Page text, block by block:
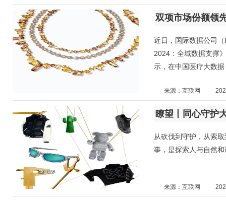
双项市场份额领
近日，国际数据公司
2024：全域数据支撑
示，在中国医疗大数据
来源：互联网
瞭望丨同心守护
从砍伐到守护，从索
事，是探索人与自然
来源：互联网